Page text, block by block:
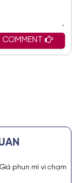
COMMENT
phun mí vi chạm